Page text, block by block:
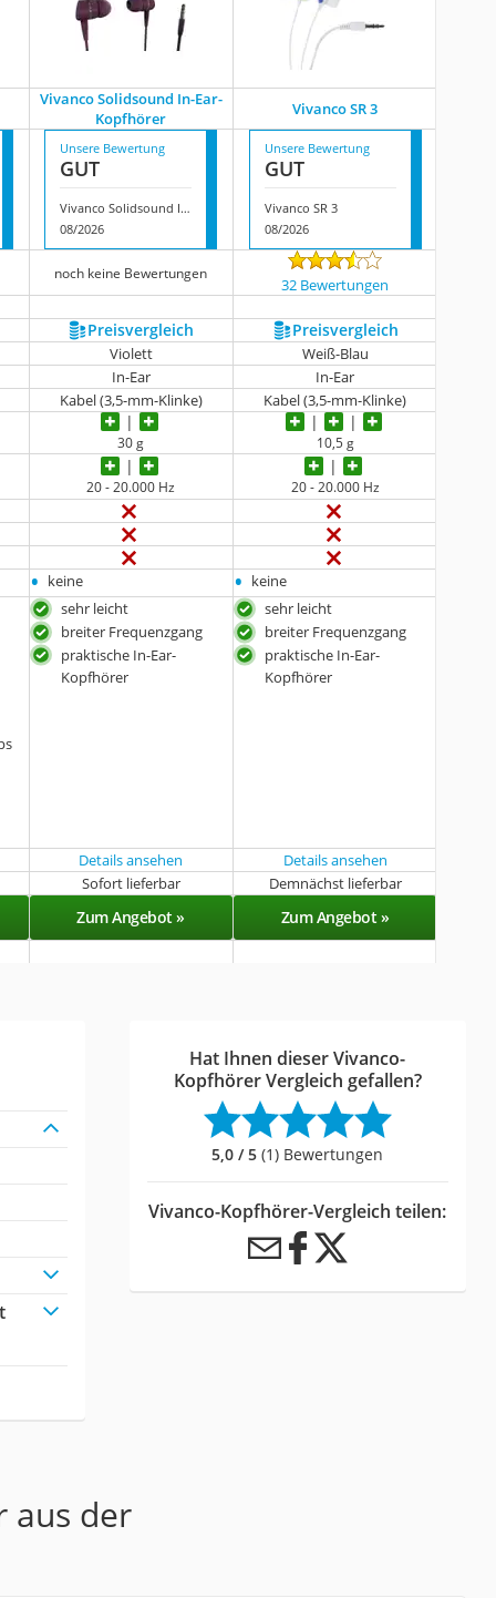
Vivanco Solidsound In-Ear-
Kopfhörer
Vivanco SR 3
Unsere Bewertung
GUT
Vivanco Solidsound In-Ear-Kopfhörer
08/2026
Unsere Bewertung
GUT
Vivanco SR 3
08/2026
noch keine Bewertungen
32 Bewertungen
Preis­vergleich Preis­vergleich
Violett
Weiß-Blau
In-Ear
In-Ear
Kabel (3,5-mm-Klinke)
Kabel (3,5-mm-Klinke)
30 g 10,5 g
20 - 20.000 Hz 20 - 20.000 Hz
• keine • keine
sehr leicht
breiter Frequenzgang
praktische In-Ear-
Kopfhörer
sehr leicht
breiter Frequenzgang
praktische In-Ear-
Kopfhörer
Details ansehen
Details ansehen
Sofort lieferbar
Demnächst lieferbar
Zum Angebot » Zum Angebot »
Hat Ihnen dieser Vivanco-
Kopfhörer Vergleich gefallen?
5,0 / 5 (1) Bewertungen
Vivanco-Kopfhörer-Vergleich teilen:
aus der